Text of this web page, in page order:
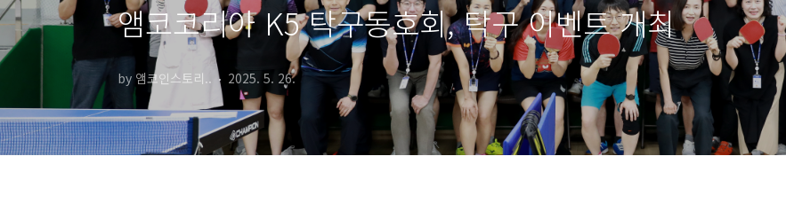
앰코코리아 K5 탁구동호회, 탁구 이벤트 개최
by 앰코인스토리.. 2025. 5. 26.